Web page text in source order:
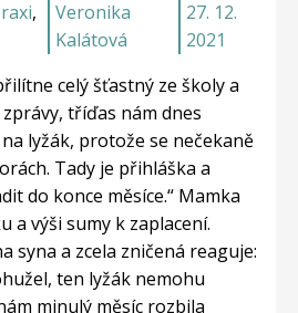
,
Veronika
Kalátová
27. 12.
2021
celý šťastný ze školy a
tříďas nám dnes
lyžák, protože se nečekaně
Tady je přihláška a
do konce měsíce.“ Mamka
a výši sumy k zaplacení.
syna a zcela zničená reaguje:
ten lyžák nemohu
minulý měsíc rozbila